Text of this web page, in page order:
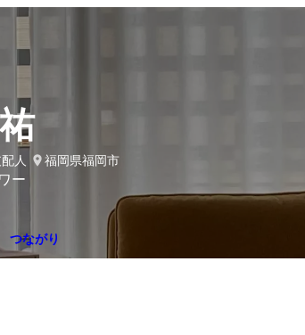
人
福岡県福岡市
ー
つながり